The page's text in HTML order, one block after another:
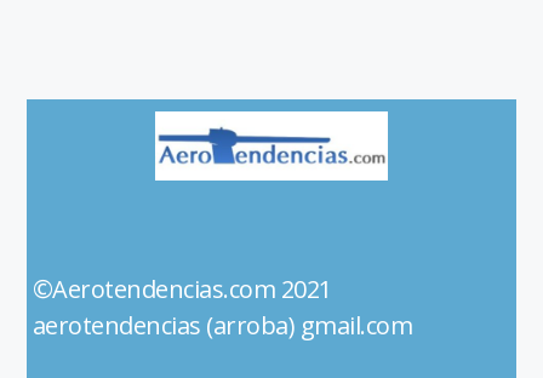
©Aerotendencias.com 2021
aerotendencias (arroba) gmail.com